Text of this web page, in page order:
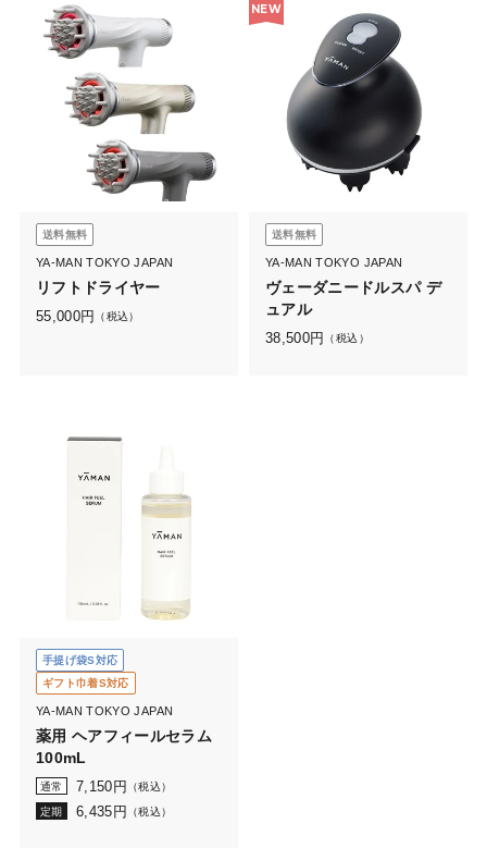
送料無料
YA-MAN TOKYO JAPAN
リフトドライヤー
55,000円 （税込）
NEW
送料無料
YA-MAN TOKYO JAPAN
ヴェーダニードルスパ デ
ュアル
38,500円 （税込）
手提げ袋S対応
ギフト巾着S対応
YA-MAN TOKYO JAPAN
薬用 ヘアフィールセラム
100mL
通常 7,150 円 （税込）
定期 6,435 円 （税込）